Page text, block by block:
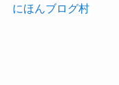
にほんブログ村